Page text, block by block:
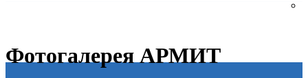
Фотогалерея АРМИТ